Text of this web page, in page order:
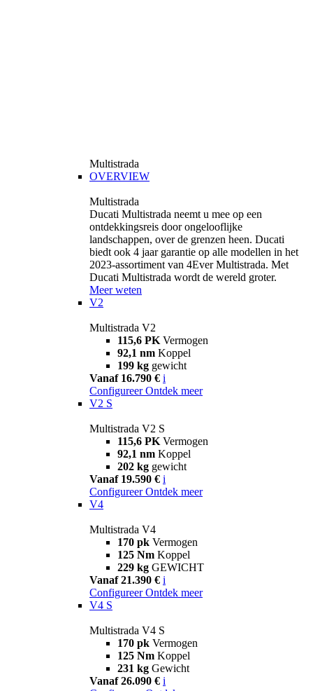
Multistrada
OVERVIEW
Multistrada
Ducati Multistrada neemt u mee op een
ontdekkingsreis door ongelooflijke
landschappen, over de grenzen heen. Ducati
biedt ook 4 jaar garantie op alle modellen in het
2023-assortiment van 4Ever Multistrada. Met
Ducati Multistrada wordt de wereld groter.
Meer weten
V2
Multistrada V2
115,6 PK Vermogen
92,1 nm Koppel
199 kg gewicht
Vanaf 16.790 € i
Configureer Ontdek meer
V2 S
Multistrada V2 S
115,6 PK Vermogen
92,1 nm Koppel
202 kg gewicht
Vanaf 19.590 € i
Configureer Ontdek meer
V4
Multistrada V4
170 pk Vermogen
125 Nm Koppel
229 kg GEWICHT
Vanaf 21.390 € i
Configureer Ontdek meer
V4 S
Multistrada V4 S
170 pk Vermogen
125 Nm Koppel
231 kg Gewicht
Vanaf 26.090 € i